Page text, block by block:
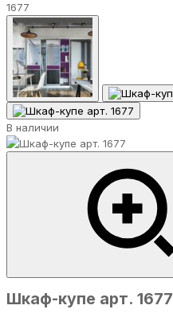
1677
В наличии
Шкаф-купе арт. 1677